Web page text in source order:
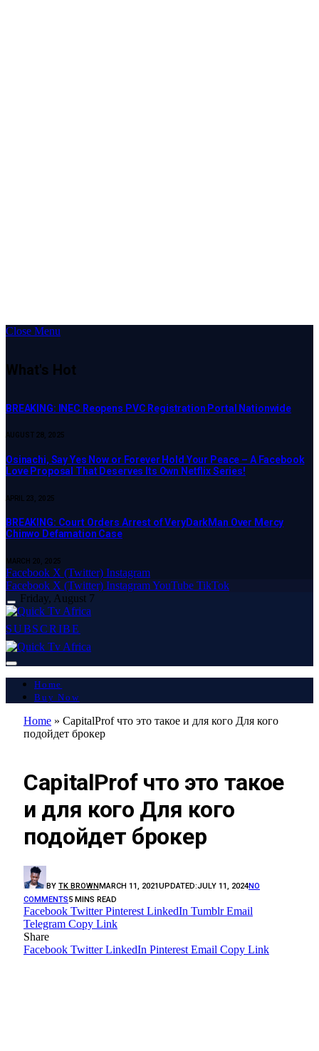
Close Menu
What's Hot
BREAKING: INEC Reopens PVC Registration Portal Nationwide
AUGUST 28, 2025
Osinachi, Say Yes Now or Forever Hold Your Peace – A Facebook
Love Proposal That Deserves Its Own Netflix Series!
APRIL 23, 2025
BREAKING: Court Orders Arrest of VeryDarkMan Over Mercy
Chinwo Defamation Case
MARCH 20, 2025
Facebook X (Twitter) Instagram
Facebook X (Twitter) InstagramYouTube TikTok
Friday, August 7
SUBSCRIBE
Home
Buy Now
Home » CapitalProf что это такое и для кого Для кого
подойдет брокер
CapitalProf что это такое
и для кого Для кого
подойдет брокер
BY TK BROWNMARCH 11, 2021UPDATED:JULY 11, 2024NO
COMMENTS5 MINS READ
Facebook Twitter Pinterest LinkedIn Tumblr Email
Telegram Copy Link
Share
Facebook Twitter LinkedIn Pinterest Email Copy Link